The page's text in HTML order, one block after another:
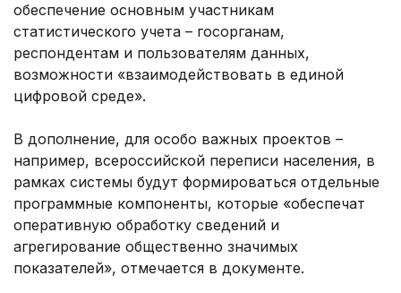
обеспечение основным участникам
статистического учета – госорганам,
респондентам и пользователям данных,
возможности «взаимодействовать в единой
цифровой среде».
В дополнение, для особо важных проектов –
например, всероссийской переписи населения, в
рамках системы будут формироваться отдельные
программные компоненты, которые «обеспечат
оперативную обработку сведений и
агрегирование общественно значимых
показателей», отмечается в документе.